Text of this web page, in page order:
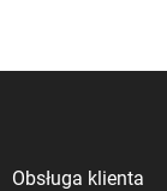
Obsługa klienta